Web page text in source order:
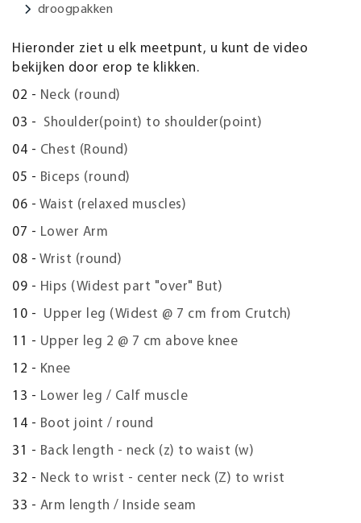
droogpakken
Hieronder ziet u elk meetpunt, u kunt de video
bekijken door erop te klikken.
02 - Neck (round)
03 - Shoulder(point) to shoulder(point)
04 - Chest (Round)
05 - Biceps (round)
06 - Waist (relaxed muscles)
07 - Lower Arm
08 - Wrist (round)
09 - Hips (Widest part "over" But)
10 - Upper leg (Widest @ 7 cm from Crutch)
11 - Upper leg 2 @ 7 cm above knee
12 - Knee
13 - Lower leg / Calf muscle
14 - Boot joint / round
31 - Back length - neck (z) to waist (w)
32 - Neck to wrist - center neck (Z) to wrist
33 - Arm length / Inside seam